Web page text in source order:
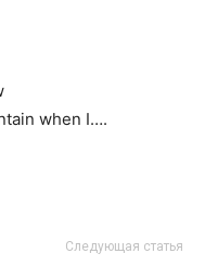
when I….
Следующая статья